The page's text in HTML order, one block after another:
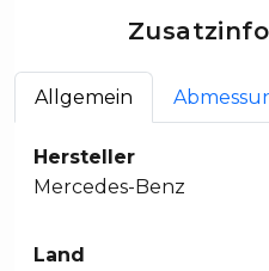
Allgemein
Hersteller
Mercedes-Benz
Land